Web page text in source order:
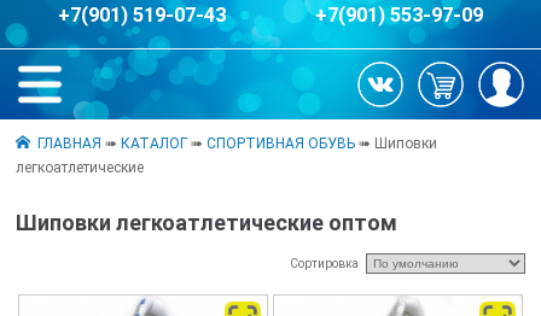
+7(901) 519-07-43 +7(901) 553-97-09
ГЛАВНАЯ ➠КАТАЛОГ ➠СПОРТИВНАЯ ОБУВЬ ➠ Шиповки
легкоатлетические
Шиповки легкоатлетические оптом
Сортировка